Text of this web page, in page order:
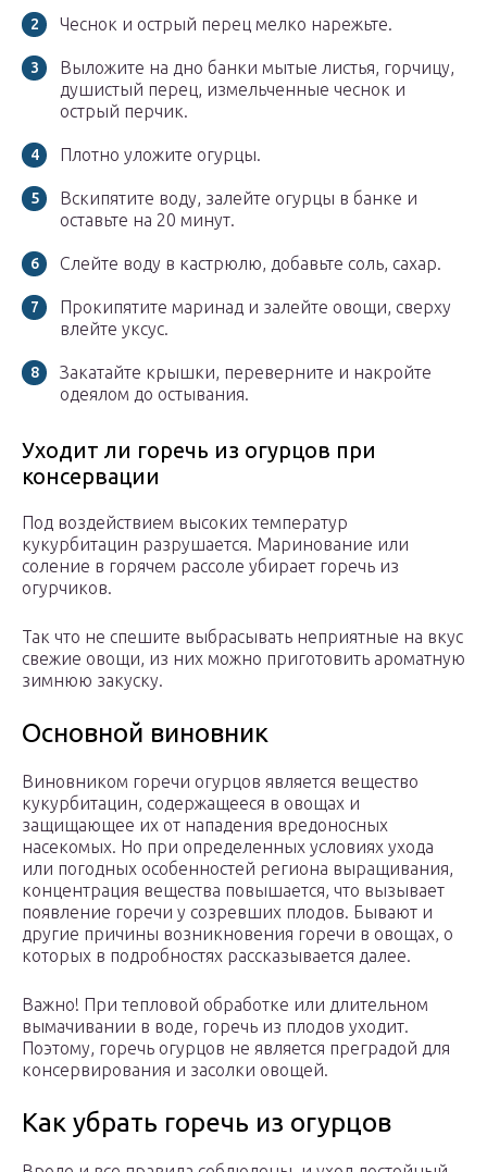
Чеснок и острый перец мелко нарежьте.
Выложите на дно банки мытые листья, горчицу,
душистый перец, измельченные чеснок и
острый перчик.
Плотно уложите огурцы.
Вскипятите воду, залейте огурцы в банке и
оставьте на 20 минут.
Слейте воду в кастрюлю, добавьте соль, сахар.
Прокипятите маринад и залейте овощи, сверху
влейте уксус.
Закатайте крышки, переверните и накройте
одеялом до остывания.
Уходит ли горечь из огурцов при
консервации
Под воздействием высоких температур
кукурбитацин разрушается. Маринование или
соление в горячем рассоле убирает горечь из
огурчиков.
Так что не спешите выбрасывать неприятные на вкус
свежие овощи, из них можно приготовить ароматную
зимнюю закуску.
Основной виновник
Виновником горечи огурцов является вещество
кукурбитацин, содержащееся в овощах и
защищающее их от нападения вредоносных
насекомых. Но при определенных условиях ухода
или погодных особенностей региона выращивания,
концентрация вещества повышается, что вызывает
появление горечи у созревших плодов. Бывают и
другие причины возникновения горечи в овощах, о
которых в подробностях рассказывается далее.
Важно! При тепловой обработке или длительном
вымачивании в воде, горечь из плодов уходит.
Поэтому, горечь огурцов не является преградой для
консервирования и засолки овощей.
Как убрать горечь из огурцов